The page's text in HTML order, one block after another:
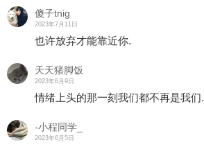
傻子tnig
2023年7月11日
也许放弃才能靠近你.
天天猪脚饭
2023年6月9日
情绪上头的那一刻我们都不再是我们.
-小程同学_
2023年6月5日